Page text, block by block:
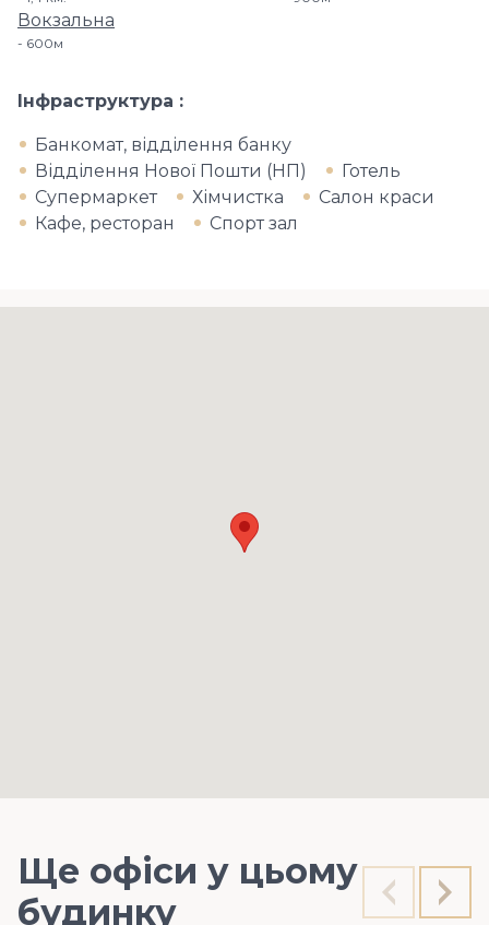
Вокзальна
600м
Інфраструктура
Банкомат, відділення банку
Відділення Нової Пошти (НП)
Готель
Супермаркет
Хімчистка
Салон краси
Кафе, ресторан
Спорт зал
Ще офіси у цьому
будинку